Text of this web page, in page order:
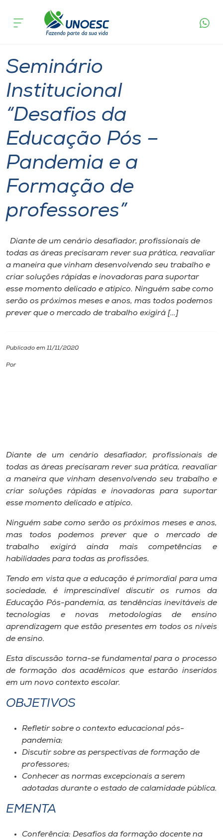
Cursos
Pesquisa
Atendimento ao Estudante
Portal de Ensino
Unoesc
Internacionalização
I.nova
Diplomados
Cultura
Biblioteca
Museu
Unoesc
Store
Selecione
o idioma
A+
A-
acontece
Seminário
Institucional
“Desafios da
Educação Pós –
Pandemia e a
Formação de
professores”
Diante de um cenário desafiador, profissionais de
todas as áreas precisaram rever sua prática, reavaliar
a maneira que vinham desenvolvendo seu trabalho e
criar soluções rápidas e inovadoras para suportar
esse momento delicado e atípico. Ninguém sabe como
serão os próximos meses e anos, mas todos podemos
prever que o mercado de trabalho exigirá […]
Publicado em 11/11/2020
Por
Diante de um cenário desafiador, profissionais de
todas as áreas precisaram rever sua prática, reavaliar
a maneira que vinham desenvolvendo seu trabalho e
criar soluções rápidas e inovadoras para suportar
esse momento delicado e atípico.
Ninguém sabe como serão os próximos meses e anos,
mas todos podemos prever que o mercado de
trabalho exigirá ainda mais competências e
habilidades para todas as profissões.
Tendo em vista que a educação é primordial para uma
sociedade, é imprescindível discutir os rumos da
Educação Pós-pandemia, as tendências inevitáveis de
tecnologias e novas metodologias de ensino
aprendizagem que estão presentes em todos os níveis
de ensino.
Esta discussão torna-se fundamental para o processo
de formação dos acadêmicos que estarão inseridos
em um novo contexto escolar.
OBJETIVOS
Refletir sobre o contexto educacional pós-
pandemia;
Discutir sobre as perspectivas de formação de
professores;
Conhecer as normas excepcionais a serem
adotadas durante o estado de calamidade pública.
EMENTA
Conferência: Desafios da formação docente na